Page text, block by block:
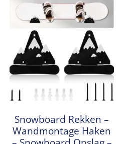
Snowboard Rekken –
Wandmontage Haken